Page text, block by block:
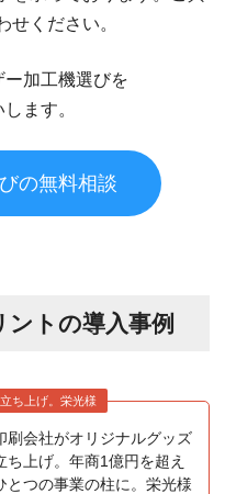
せください。
加工機選びを
ます。
の無料相談
ントの導入事例
ち上げ。栄光様
刷会社がオリジナルグッズ
ち上げ。年商1億円を超え
とつの事業の柱に。栄光様